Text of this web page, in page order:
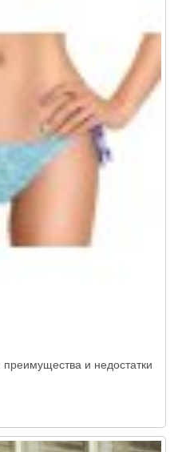
и недостатки